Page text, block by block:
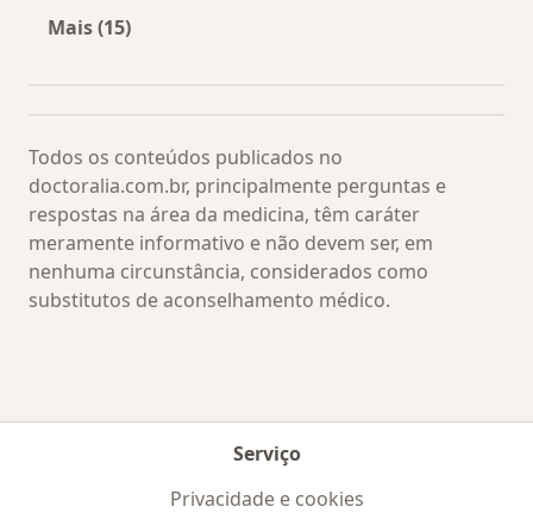
Mais (15)
Todos os conteúdos publicados no
doctoralia.com.br, principalmente perguntas e
respostas na área da medicina, têm caráter
meramente informativo e não devem ser, em
nenhuma circunstância, considerados como
substitutos de aconselhamento médico.
Serviço
Privacidade e cookies